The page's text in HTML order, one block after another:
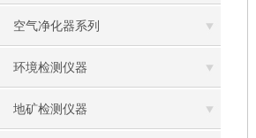
空气净化器系列
环境检测仪器
地矿检测仪器